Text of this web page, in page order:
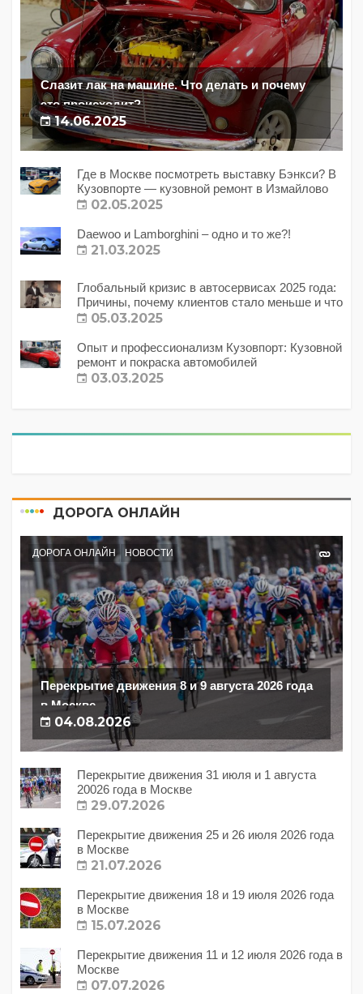
Слазит лак на машине. Что делать и почему
это происходит?
14.06.2025
Где в Москве посмотреть выставку Бэнкси? В
Кузовпорте — кузовной ремонт в Измайлово
02.05.2025
Daewoo и Lamborghini – одно и то же?!
21.03.2025
Глобальный кризис в автосервисах 2025 года:
Причины, почему клиентов стало меньше и что
с этим делать?
05.03.2025
Опыт и профессионализм Кузовпорт: Кузовной
ремонт и покраска автомобилей
03.03.2025
ДОРОГА ОНЛАЙН
ДОРОГА ОНЛАЙН НОВОСТИ
Перекрытие движения 8 и 9 августа 2026 года
в Москве
04.08.2026
Перекрытие движения 31 июля и 1 августа
20026 года в Москве
29.07.2026
Перекрытие движения 25 и 26 июля 2026 года
в Москве
21.07.2026
Перекрытие движения 18 и 19 июля 2026 года
в Москве
15.07.2026
Перекрытие движения 11 и 12 июля 2026 года в
Москве
07.07.2026